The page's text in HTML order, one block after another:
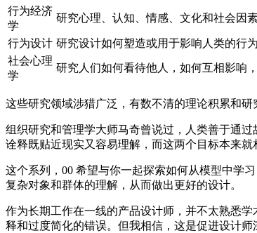
行为经济
学
研究心理、认知、情感、文化和社会因
行为设计 研究设计如何塑造或用于影响人类的行为
社会心理
学
研究人们如何看待他人，如何互相影响
这些研究领域涉猎广泛，有数不清的理论积累和
组织研究和管理学大师马奇曾说过，人类善于通
诠释既贴近现实又容易理解，而这两个目标本来
这个系列，00 希望与你一起探索如何从模型中学
复杂对象和群体的理解，从而做出更好的设计。
作为长期工作在一线的产品设计师，并不太熟悉
释和过度简化的错误。但我相信，这是促进设计